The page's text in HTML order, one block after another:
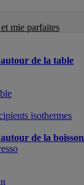
mie parfaites
de la table
isothermes
de la boisson